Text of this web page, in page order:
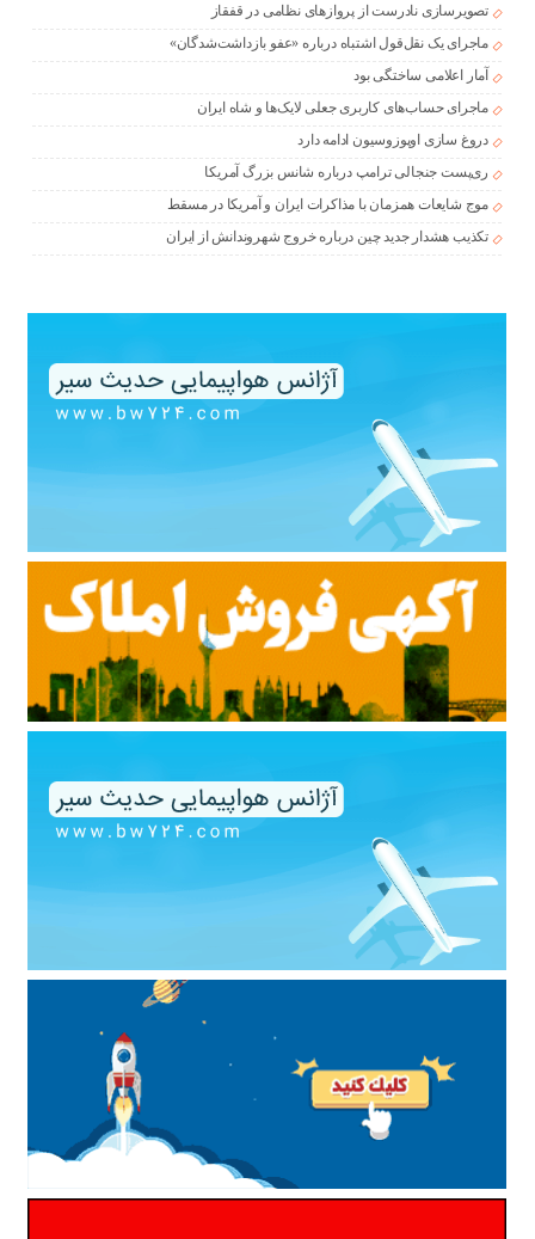
تصویرسازی نادرست از پروازهای نظامی در قفقاز
ماجرای یک نقل‌قول اشتباه درباره «عفو بازداشت‌شدگان»
آمار اعلامی ساختگی بود
ماجرای حساب‌های کاربری جعلی لایک‌ها و شاه ایران
دروغ سازی اوپوزوسیون ادامه دارد
ری‌پست جنجالی ترامپ درباره شانس بزرگ آمریکا
موج شایعات همزمان با مذاکرات ایران و آمریکا در مسقط
تکذیب هشدار جدید چین درباره خروج شهروندانش از ایران